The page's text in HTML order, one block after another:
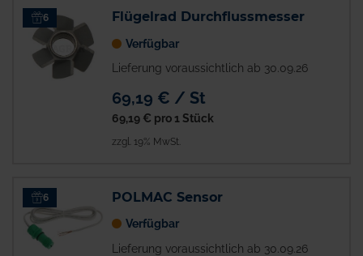
6 Flügelrad Durchflussmesser
Verfügbar
Lieferung voraussichtlich ab 30.09.26
69,19 € / St
69,19 € pro 1 Stück
zzgl. 19% MwSt.
6 POLMAC Sensor
Verfügbar
Lieferung voraussichtlich ab 30.09.26